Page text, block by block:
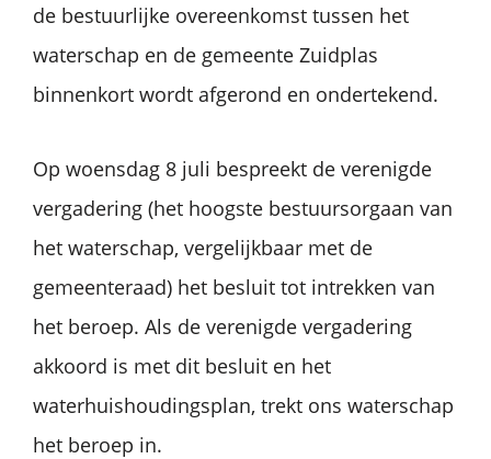
de bestuurlijke overeenkomst tussen het
waterschap en de gemeente Zuidplas
binnenkort wordt afgerond en ondertekend.
Op woensdag 8 juli bespreekt de verenigde
vergadering (het hoogste bestuursorgaan van
het waterschap, vergelijkbaar met de
gemeenteraad) het besluit tot intrekken van
het beroep. Als de verenigde vergadering
akkoord is met dit besluit en het
waterhuishoudingsplan, trekt ons waterschap
het beroep in.